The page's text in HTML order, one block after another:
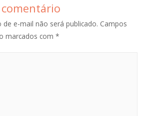
de e-mail não será publicado. Campos
marcados com *